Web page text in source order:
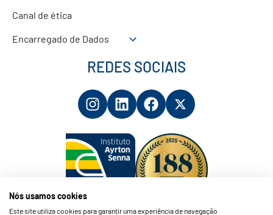
Canal de ética
Encarregado de Dados
REDES SOCIAIS
Nós usamos cookies
Este site utiliza cookies para garantir uma experiência de navegação